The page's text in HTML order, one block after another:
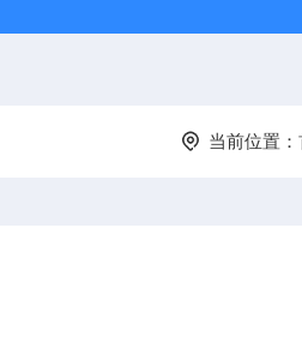
当前位置：